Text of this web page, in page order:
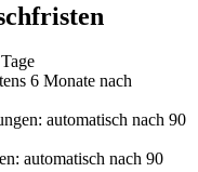
6 Monate nach
automatisch nach 90
automatisch nach 90